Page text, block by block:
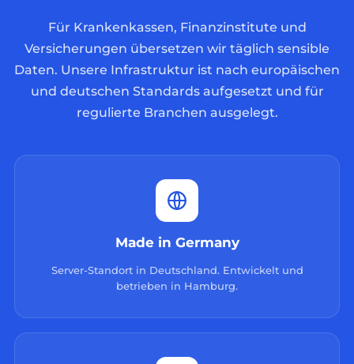
Für Krankenkassen, Finanzinstitute und
Versicherungen übersetzen wir täglich sensible
Daten. Unsere Infrastruktur ist nach europäischen
und deutschen Standards aufgesetzt und für
regulierte Branchen ausgelegt.
Made in Germany
Server-Standort in Deutschland. Entwickelt und
betrieben in Hamburg.